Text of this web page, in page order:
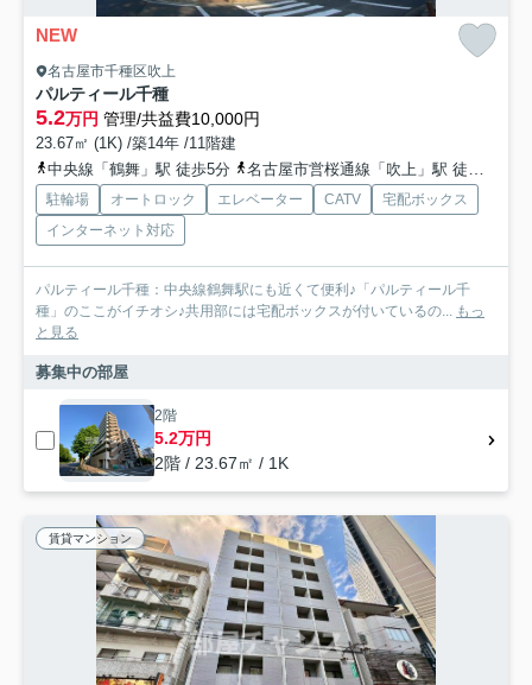
NEW
名古屋市千種区吹上
パルティール千種
5.2万円 管理/共益費10,000円
23.67㎡ (1K) /築14年 /11階建
中央線「鶴舞」駅 徒歩5分
名古屋市営桜通線「吹上」駅 徒歩15分
駐輪場 オートロック エレベーター CATV
宅配ボックス
インターネット対応
パルティール千種：中央線鶴舞駅にも近くて便利♪「パルティール千
種」のここがイチオシ♪共用部には宅配ボックスが付いているの... もっ
と見る
募集中の部屋
2階
5.2万円
2階 / 23.67㎡ / 1K
賃貸マンション